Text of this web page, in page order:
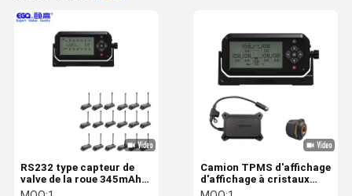
RS232 type capteur de
valve de la roue 345mAh
433.92HMz du système
Camion TPMS d'affichage
d'affichage à cristaux
liquides de signal des